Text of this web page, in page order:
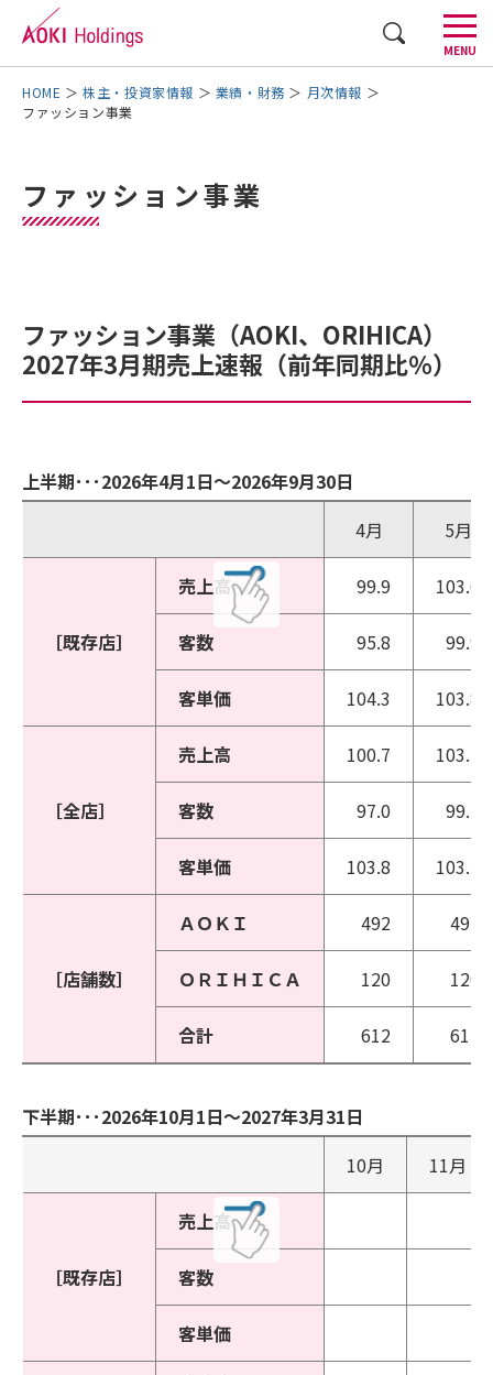
CLOSE
MENU
株主・投資家情報 業績・財務
月次情報
ファッション事業
ファッション事業
ファッション事業（AOKI、ORIHICA）
2027年3月期売上速報（前年同期比％）
上半期･･･2026年4月1日～2026年9月30日
4月
5月
［既存店］
売上高 99.9 103.6
客数 95.8 99.9
客単価 104.3 103.8
［全店］
売上高 100.7 103.2
客数 97.0 99.5
客単価 103.8 103.7
［店舗数］
ＡＯＫＩ 492 492
ＯＲＩＨＩＣＡ 120 120
合計 612 612
下半期･･･2026年10月1日～2027年3月31日
10月
11月
［既存店］
売上高
客数
客単価
AOKIグループについて
株主・投資家情報
AOKI GROUP STORIES